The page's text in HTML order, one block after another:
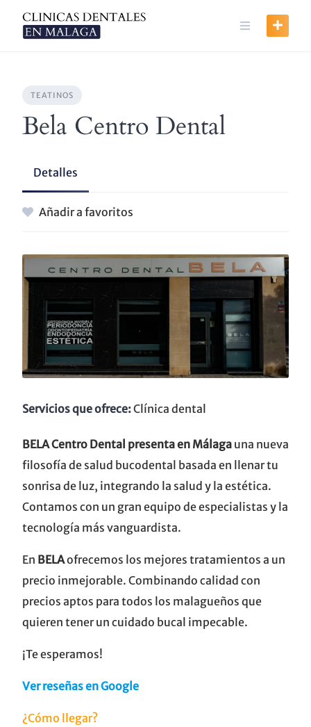
content
TEATINOS
Bela Centro Dental
Detalles
Añadir a favoritos
Servicios que ofrece:Clínica dental
BELA Centro Dental presenta en Málaga una nueva
filosofía de salud bucodental basada en llenar tu
sonrisa de luz, integrando la salud y la estética.
Contamos con un gran equipo de especialistas y la
tecnología más vanguardista.
En BELAofrecemos los mejores tratamientos a un
precio inmejorable. Combinando calidad con
precios aptos para todos los malagueños que
quieren tener un cuidado bucal impecable.
¡Te esperamos!
Ver reseñas en Google
¿Cómo llegar?